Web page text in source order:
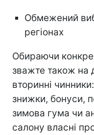
Обмежений
регіонах
Обираючи
зважте також на
вторинні чинники:
знижки, бонуси,
зимова гума чи
салону власні